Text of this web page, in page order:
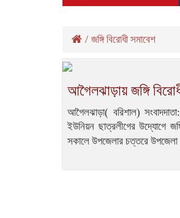
/ জঙ্গি বিরোধী সমাবেশ
আগৈলঝাড়ায় জঙ্গি
আগৈলঝাড়া( বরিশাল)
ইউনিয়ন ছাত্রলীগের উদ্যোগে
সকালে উপজেলার চত্তরে